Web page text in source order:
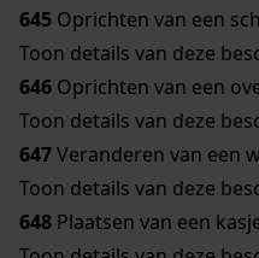
645 Oprichten van een
Toon details van deze
646 Oprichten van een
Toon details van deze
647Veranderen van een
Toon details van deze
648 Plaatsen van een